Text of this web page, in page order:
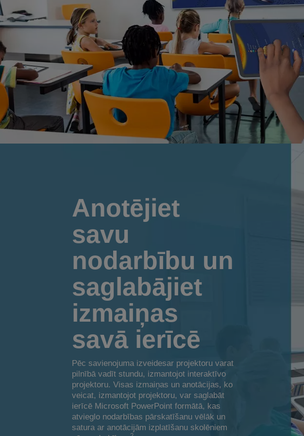
Anotējiet
savu
nodarbību un
saglabājiet
izmaiņas
savā ierīcē
Pēc savienojuma izveidesar projektoru varat
pilnībā vadīt stundu, izmantojot interaktīvo
projektoru. Visas izmaiņas un anotācijas, ko
veicat, izmantojot projektoru, var saglabāt
ierīcē Microsoft PowerPoint formātā, kas
atvieglo nodarbības pārskatīšanu vēlāk un
satura ar anotācijām izplatīšanu skolēniem